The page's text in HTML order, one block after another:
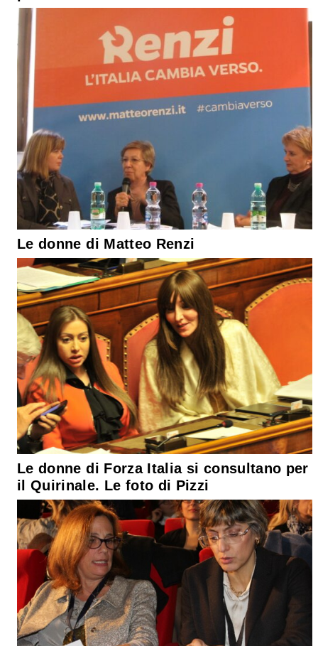
Le donne di Matteo Renzi
Le donne di Forza Italia si consultano per
il Quirinale. Le foto di Pizzi